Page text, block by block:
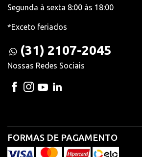
Segunda à sexta 8:00 às 18:00
*Exceto feriados
(31) 2107-2045
Nossas Redes Sociais
FORMAS DE PAGAMENTO